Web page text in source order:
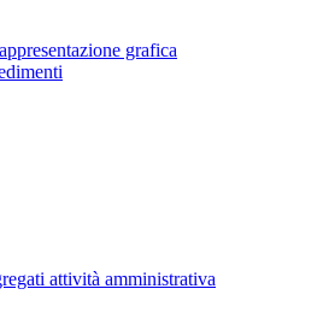
grafica
attività amministrativa